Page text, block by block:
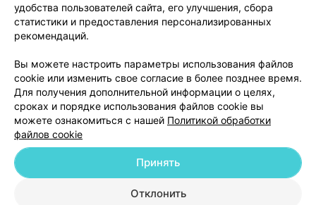
Добавить специалиста
Медицинский маркетинг
Публичный договор
удобства пользователей сайта, его улучшения, сбора
статистики и предоставления персонализированных
рекомендаций.
Вы можете настроить параметры использования файлов
cookie или изменить свое согласие в более позднее время.
Для получения дополнительной информации о целях,
сроках и порядке использования файлов cookie вы
можете ознакомиться с нашей Политикой обработки
файлов cookie
Отклонить
Принять